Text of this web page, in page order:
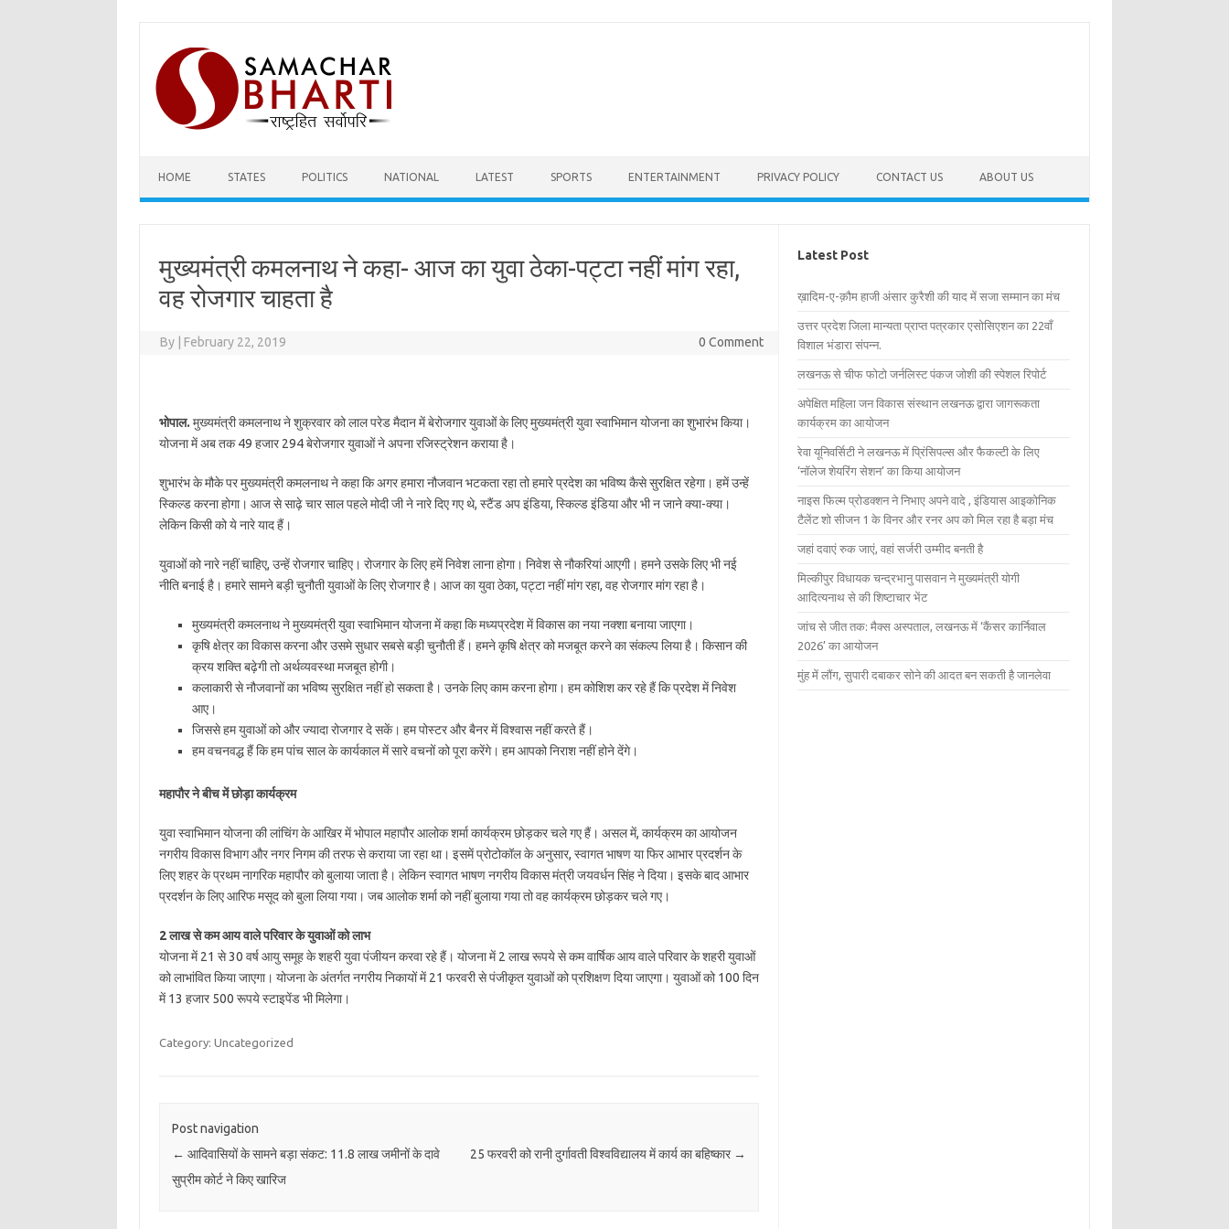
content
HOME STATES POLITICS NATIONAL LATEST SPORTS ENTERTAINMENT PRIVACY POLICY CONTACT US ABOUT US
मुख्यमंत्री कमलनाथ ने कहा- आज का युवा ठेका-पट्टा नहीं मांग रहा,
वह रोजगार चाहता है
By February 22, 2019 0 Comment
भोपाल. मुख्यमंत्री कमलनाथ ने शुक्रवार को लाल परेड मैदान में बेरोजगार युवाओं के लिए मुख्यमंत्री युवा स्वाभिमान योजना का शुभारंभ किया।
योजना में अब तक 49 हजार 294 बेरोजगार युवाओं ने अपना रजिस्ट्रेशन कराया है।
शुभारंभ के मौके पर मुख्यमंत्री कमलनाथ ने कहा कि अगर हमारा नौजवान भटकता रहा तो हमारे प्रदेश का भविष्य कैसे सुरक्षित रहेगा। हमें उन्हें
स्किल्ड करना होगा। आज से साढ़े चार साल पहले मोदी जी ने नारे दिए गए थे, स्टैंड अप इंडिया, स्किल्ड इंडिया और भी न जाने क्या-क्या।
लेकिन किसी को ये नारे याद हैं।
युवाओं को नारे नहीं चाहिए, उन्हें रोजगार चाहिए। रोजगार के लिए हमें निवेश लाना होगा। निवेश से नौकरियां आएगी। हमने उसके लिए भी नई
नीति बनाई है। हमारे सामने बड़ी चुनौती युवाओं के लिए रोजगार है। आज का युवा ठेका, पट्टा नहीं मांग रहा, वह रोजगार मांग रहा है।
मुख्यमंत्री कमलनाथ ने मुख्यमंत्री युवा स्वाभिमान योजना में कहा कि मध्यप्रदेश में विकास का नया नक्शा बनाया जाएगा।
कृषि क्षेत्र का विकास करना और उसमे सुधार सबसे बड़ी चुनौती हैं। हमने कृषि क्षेत्र को मजबूत करने का संकल्प लिया है। किसान की
क्रय शक्ति बढ़ेगी तो अर्थव्यवस्था मजबूत होगी।
कलाकारी से नौजवानों का भविष्य सुरक्षित नहीं हो सकता है। उनके लिए काम करना होगा। हम कोशिश कर रहे हैं कि प्रदेश में निवेश
आए।
जिससे हम युवाओं को और ज्यादा रोजगार दे सकें। हम पोस्टर और बैनर में विश्वास नहीं करते हैं।
हम वचनवद्ध हैं कि हम पांच साल के कार्यकाल में सारे वचनों को पूरा करेंगे। हम आपको निराश नहीं होने देंगे।
महापौर ने बीच में छोड़ा कार्यक्रम
युवा स्वाभिमान योजना की लांचिंग के आखिर में भोपाल महापौर आलोक शर्मा कार्यक्रम छोड़कर चले गए हैं। असल में, कार्यक्रम का आयोजन
नगरीय विकास विभाग और नगर निगम की तरफ से कराया जा रहा था। इसमें प्रोटोकॉल के अनुसार, स्वागत भाषण या फिर आभार प्रदर्शन के
लिए शहर के प्रथम नागरिक महापौर को बुलाया जाता है। लेकिन स्वागत भाषण नगरीय विकास मंत्री जयवर्धन सिंह ने दिया। इसके बाद आभार
प्रदर्शन के लिए आरिफ मसूद को बुला लिया गया। जब आलोक शर्मा को नहीं बुलाया गया तो वह कार्यक्रम छोड़कर चले गए।
2 लाख से कम आय वाले परिवार के युवाओं को लाभ
योजना में 21 से 30 वर्ष आयु समूह के शहरी युवा पंजीयन करवा रहे हैं। योजना में 2 लाख रूपये से कम वार्षिक आय वाले परिवार के शहरी युवाओं
को लाभांवित किया जाएगा। योजना के अंतर्गत नगरीय निकायों में 21 फरवरी से पंजीकृत युवाओं को प्रशिक्षण दिया जाएगा। युवाओं को 100 दिन
में 13 हजार 500 रूपये स्टाइपेंड भी मिलेगा।
Category: Uncategorized
Post navigation
← आदिवासियों के सामने बड़ा संकट: 11.8 लाख जमीनों के दावे
सुप्रीम कोर्ट ने किए खारिज
25 फरवरी को रानी दुर्गावती विश्वविद्यालय में कार्य का बहिष्कार →
Latest Post
ख़ादिम-ए-क़ौम हाजी अंसार कुरैशी की याद में सजा सम्मान का मंच
उत्तर प्रदेश जिला मान्यता प्राप्त पत्रकार एसोसिएशन का 22वाँ
विशाल भंडारा संपन्न.
लखनऊ से चीफ फोटो जर्नलिस्ट पंकज जोशी की स्पेशल रिपोर्ट
अपेक्षित महिला जन विकास संस्थान लखनऊ द्वारा जागरूकता
कार्यक्रम का आयोजन
रेवा यूनिवर्सिटी ने लखनऊ में प्रिंसिपल्स और फैकल्टी के लिए
‘नॉलेज शेयरिंग सेशन’ का किया आयोजन
नाइस फिल्म प्रोडक्शन ने निभाए अपने वादे , इंडियास आइकोनिक
टैलेंट शो सीजन 1 के विनर और रनर अप को मिल रहा है बड़ा मंच
जहां दवाएं रुक जाएं, वहां सर्जरी उम्मीद बनती है
मिल्कीपुर विधायक चन्द्रभानु पासवान ने मुख्यमंत्री योगी
आदित्यनाथ से की शिष्टाचार भेंट
जांच से जीत तक: मैक्स अस्पताल, लखनऊ में ‘कैंसर कार्निवाल
2026’ का आयोजन
मुंह में लौंग, सुपारी दबाकर सोने की आदत बन सकती है जानलेवा